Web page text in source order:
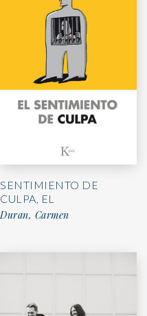
SENTIMIENTO DE
CULPA, EL
Duran, Carmen